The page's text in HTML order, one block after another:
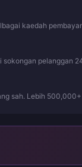
kaedah
pelanggan
sah. Lebih